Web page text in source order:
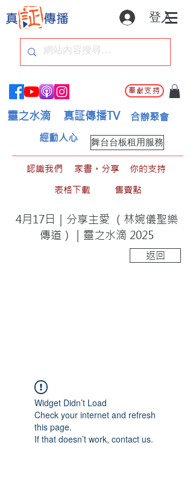
登入
奉獻支持
靈之水滴 真証傳播TV 合辦聚會
舞台台板租用服務
經動人心
認識我們 家書。分享
你的支持
表格下載
售賣點
4月17日｜分享主愛 （林婉儀聖樂
傳道）｜靈之水滴 2025
返回
Widget Didn’t Load
Check your internet and refresh
this page.
If that doesn’t work, contact us.